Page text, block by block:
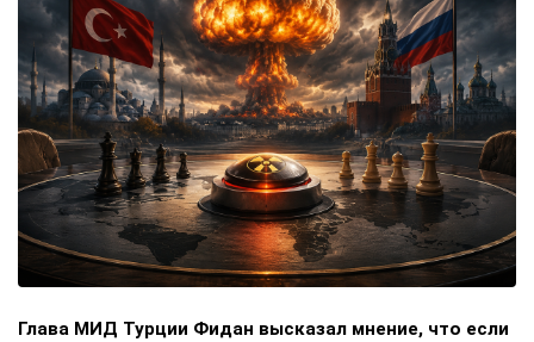
Глава МИД Турции Фидан высказал мнение, что если